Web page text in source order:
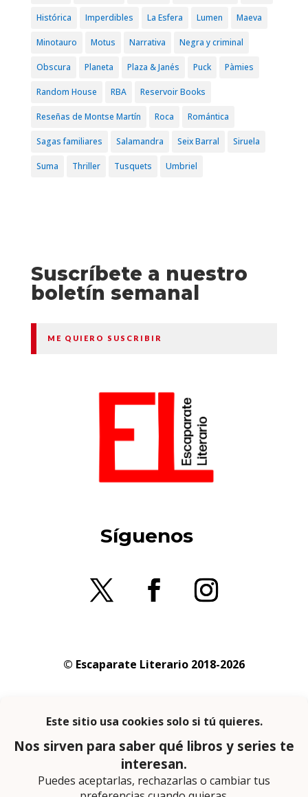
Histórica Imperdibles La Esfera Lumen Maeva
Minotauro Motus Narrativa Negra y criminal
Obscura Planeta Plaza & Janés Puck Pàmies
Random House RBA Reservoir Books
Reseñas de Montse Martín Roca Romántica
Sagas familiares Salamandra Seix Barral Siruela
Suma Thriller Tusquets Umbriel
Suscríbete a nuestro
boletín semanal
ME QUIERO SUSCRIBIR
Síguenos
© Escaparate Literario 2018-2026
privacidad
En calidad de afiliado de Amazon obtengo